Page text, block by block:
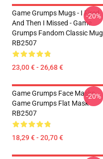
Game Grumps Mugs - I Fired
And Then I Missed - Game
Grumps Fandom Classic Mug
RB2507
23,00 € - 26,68 €
-20%
Game Grumps Face Masks -
Game Grumps Flat Mask
RB2507
18,29 € - 20,70 €
-20%